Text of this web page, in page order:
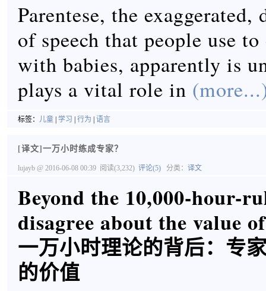
Parentese, the
of speech that people use
with babies, apparently is
plays a vital role in
标签： 儿童 学习 行为 语言
[译文]一万小时练成专家？
lujayb @ 2016-06-08 00:39 阅读(3,232) 评论(5) 分类： 译文
Beyond the 10,000-hour-
disagree about the value
一万小时理论的背后：专
的价值